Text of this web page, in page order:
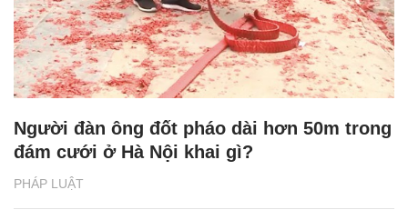
PHÁP LUẬT
Người đàn ông đốt pháo dài hơn 50m trong
đám cưới ở Hà Nội khai gì?